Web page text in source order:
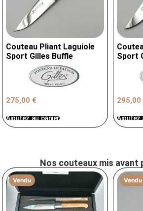
Couteau Pliant Laguiole
Sport Gilles Buffle
275,00 €
Ajoutez au panier
Sport
295,00
Ajoutez
Nos couteaux mis avant
Vendu Vendu